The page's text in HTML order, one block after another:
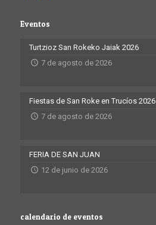
Eventos
Turtzioz San Rokeko Jaiak 2026
7 de agosto de 2026
Fiestas de San Roke en Trucíos 2026
7 de agosto de 2026
FERIA DE SAN JUAN
12 de junio de 2026
calendario de eventos